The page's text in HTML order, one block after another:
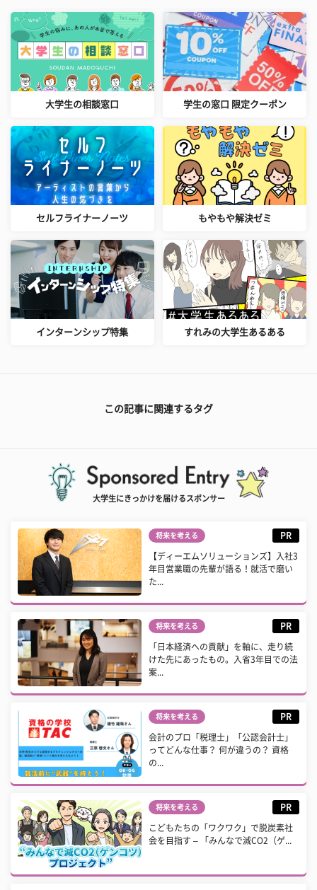
大学生の相談窓口 学生の窓口 限定クーポン
セルフライナーノーツ もやもや解決ゼミ
インターンシップ特集 すれみの大学生あるある
この記事に関連するタグ
大学生にきっかけを届けるスポンサー
将来を考える PR
【ディーエムソリューションズ】入社3
年目営業職の先輩が語る！就活で磨い
た...
将来を考える PR
「日本経済への貢献」を軸に、走り続
けた先にあったもの。入省3年目での法
案...
将来を考える PR
会計のプロ「税理士」「公認会計士」
ってどんな仕事？ 何が違うの？ 資格
の...
将来を考える PR
こどもたちの「ワクワク」で脱炭素社
会を目指す – 「みんなで減CO2（ゲ...